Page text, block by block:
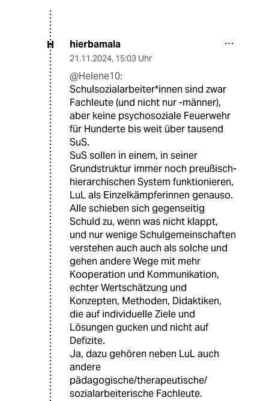
H hierbamala
21.11.2024, 15:03 Uhr
@Helene10:
Schulsozialarbeiter*innen sind zwar
Fachleute (und nicht nur -männer),
aber keine psychosoziale Feuerwehr
für Hunderte bis weit über tausend
SuS.
SuS sollen in einem, in seiner
Grundstruktur immer noch preußisch-
hierarchischen System funktionieren,
LuL als Einzelkämpferinnen genauso.
Alle schieben sich gegenseitig
Schuld zu, wenn was nicht klappt,
und nur wenige Schulgemeinschaften
verstehen auch auch als solche und
gehen andere Wege mit mehr
Kooperation und Kommunikation,
echter Wertschätzung und
Konzepten, Methoden, Didaktiken,
die auf individuelle Ziele und
Lösungen gucken und nicht auf
Defizite.
Ja, dazu gehören neben LuL auch
andere
pädagogische/therapeutische/
sozialarbeiterische Fachleute.